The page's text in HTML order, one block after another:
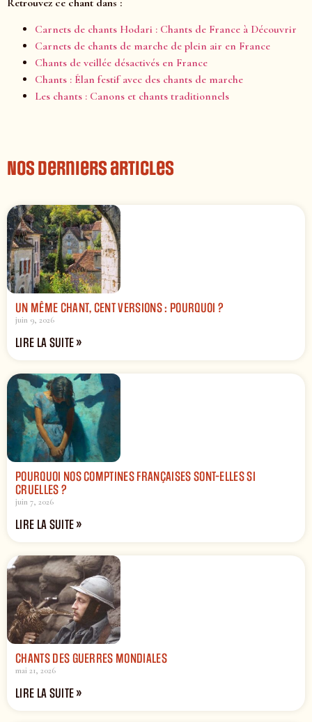
Carnets de chants Hodari : Chants de France à Découvrir
Carnets de chants de marche de plein air en France
Chants de veillée désactivés en France
Chants : Élan festif avec des chants de marche
Les chants : Canons et chants traditionnels
Nos derniers articles
UN MÊME CHANT, CENT VERSIONS : POURQUOI ?
juin 9, 2026
LIRE LA SUITE »
POURQUOI NOS COMPTINES FRANÇAISES SONT-ELLES SI
CRUELLES ?
juin 7, 2026
LIRE LA SUITE »
CHANTS DES GUERRES MONDIALES
mai 21, 2026
LIRE LA SUITE »